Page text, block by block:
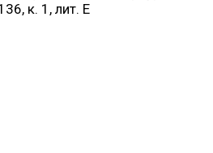
к. 1, лит. Е